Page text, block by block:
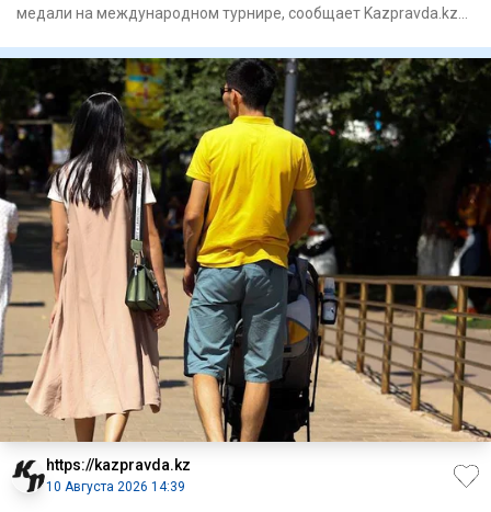
медали на международном турнире, сообщает Kazpravda.kz
https://kazpravda.kz
10 Августа 2026 14:39